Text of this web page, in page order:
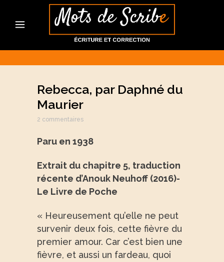
Rebecca, par Daphné du
Maurier
2 commentaires
Paru en 1938
Extrait du chapitre 5, traduction
récente d’Anouk Neuhoff (2016)-
Le Livre de Poche
« Heureusement qu’elle ne peut
survenir deux fois, cette fièvre du
premier amour. Car c’est bien une
fièvre, et aussi un fardeau, quoi